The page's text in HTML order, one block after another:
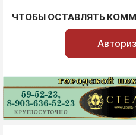
ЧТОБЫ ОСТАВЛЯТЬ